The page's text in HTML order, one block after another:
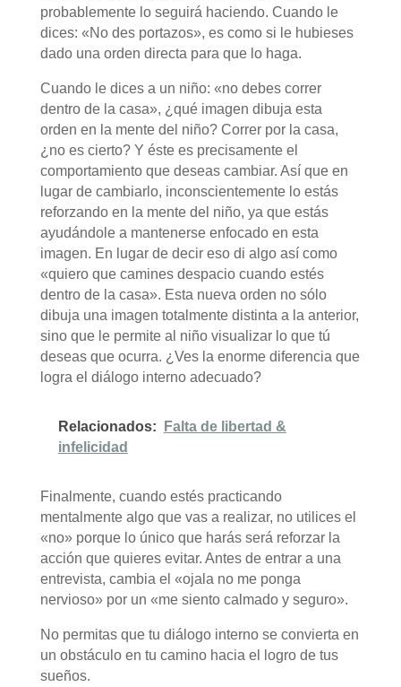
probablemente lo seguirá haciendo. Cuando le
dices: «No des portazos», es como si le hubieses
dado una orden directa para que lo haga.
Cuando le dices a un niño: «no debes correr
dentro de la casa», ¿qué imagen dibuja esta
orden en la mente del niño? Correr por la casa,
¿no es cierto? Y éste es precisamente el
comportamiento que deseas cambiar. Así que en
lugar de cambiarlo, inconscientemente lo estás
reforzando en la mente del niño, ya que estás
ayudándole a mantenerse enfocado en esta
imagen. En lugar de decir eso di algo así como
«quiero que camines despacio cuando estés
dentro de la casa». Esta nueva orden no sólo
dibuja una imagen totalmente distinta a la anterior,
sino que le permite al niño visualizar lo que tú
deseas que ocurra. ¿Ves la enorme diferencia que
logra el diálogo interno adecuado?
Relacionados:
Falta de libertad &
infelicidad
Finalmente, cuando estés practicando
mentalmente algo que vas a realizar, no utilices el
«no» porque lo único que harás será reforzar la
acción que quieres evitar. Antes de entrar a una
entrevista, cambia el «ojala no me ponga
nervioso» por un «me siento calmado y seguro».
No permitas que tu diálogo interno se convierta en
un obstáculo en tu camino hacia el logro de tus
sueños.